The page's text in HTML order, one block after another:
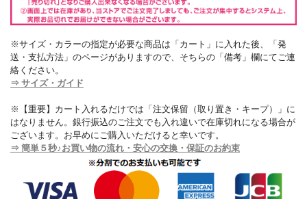
※サイズ・カラーの指定が必要な商品は「カート」に入れた後、「発
送・支払方法」のページがありますので、そちらの「備考」欄にてご連
絡ください。
⇒ サイズ・ガイド
※【重要】カート入れるだけでは「注文保留（取り置き・キープ）」に
はなりません。銀行振込のご注文でも入れ違いで在庫切れになる場合が
ございます。お早めにご購入いただけると幸いです。
⇒ 簡単５秒♪お買い物の流れ・安心の交換・保証のお約束